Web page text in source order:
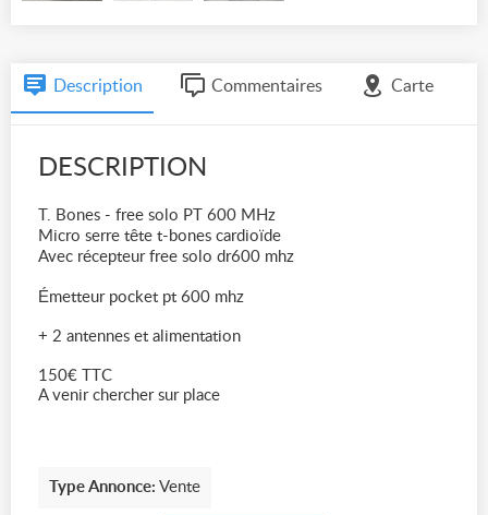
Description Commentaires Carte
DESCRIPTION
T. Bones - free solo PT 600 MHz
Micro serre tête t-bones cardioïde
Avec récepteur free solo dr600 mhz
Émetteur pocket pt 600 mhz
+ 2 antennes et alimentation
150€ TTC
A venir chercher sur place
Type Annonce: Vente